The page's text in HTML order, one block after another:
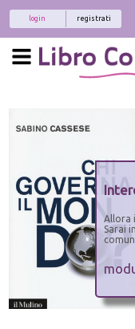
registrati
login
Allora
Sarai